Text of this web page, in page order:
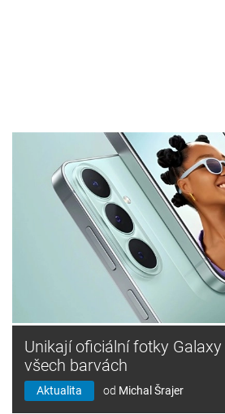
Unikají oficiální fotky Galaxy
všech barvách
Aktualita od Michal Šrajer